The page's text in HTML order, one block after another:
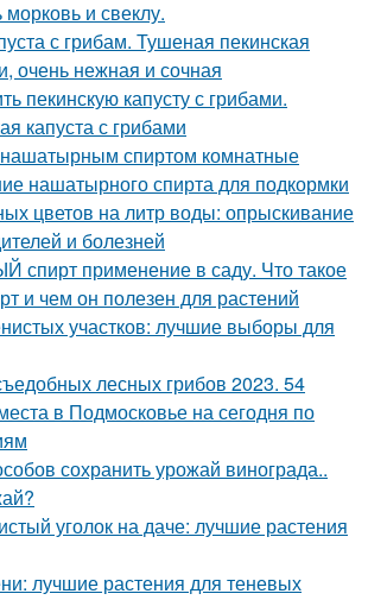
морковь и свеклу.
с грибам. Тушеная пекинская
очень нежная и сочная
пекинскую капусту с грибами.
капуста с грибами
спиртом комнатные
нашатырного спирта для подкормки
цветов на литр воды: опрыскивание
и болезней
применение в саду. Что такое
и чем он полезен для растений
участков: лучшие выборы для
лесных грибов 2023. 54
в Подмосковье на сегодня по
сохранить урожай винограда..
уголок на даче: лучшие растения
лучшие растения для теневых